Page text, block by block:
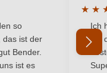
DOC
Pinot Grigio
Passwort vergessen
von 5 von 5 Sternen
so
das ist der
Bender.
ist es
★ ★
Ich
mit